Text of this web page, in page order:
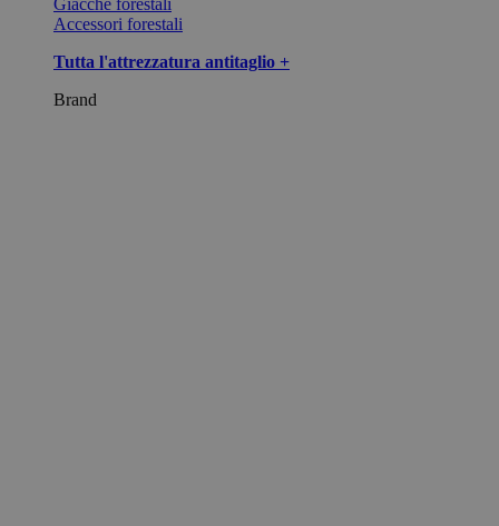
Giacche forestali
Accessori forestali
Tutta l'attrezzatura antitaglio +
Brand